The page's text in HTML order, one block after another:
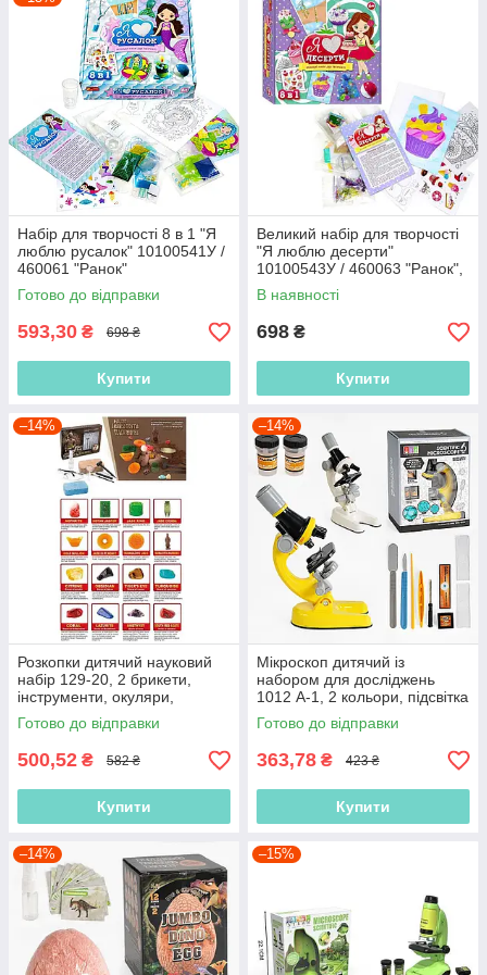
Набір для творчості 8 в 1 "Я
люблю русалок" 10100541У /
460061 "Ранок"
Готово до відправки
593,30 ₴ 698 ₴
Купити
Великий набір для творчості
"Я люблю десерти"
10100543У / 460063 "Ранок",
8 виробів
В наявності
698 ₴
Купити
–14%
Розкопки дитячий науковий
набір 129-20, 2 брикети,
інструменти, окуляри,
мінерали
Готово до відправки
500,52 ₴ 582 ₴
Купити
–14%
Мікроскоп дитячий із
набором для досліджень
1012 A-1, 2 кольори, підсвітка
Готово до відправки
363,78 ₴ 423 ₴
Купити
–14% –15%